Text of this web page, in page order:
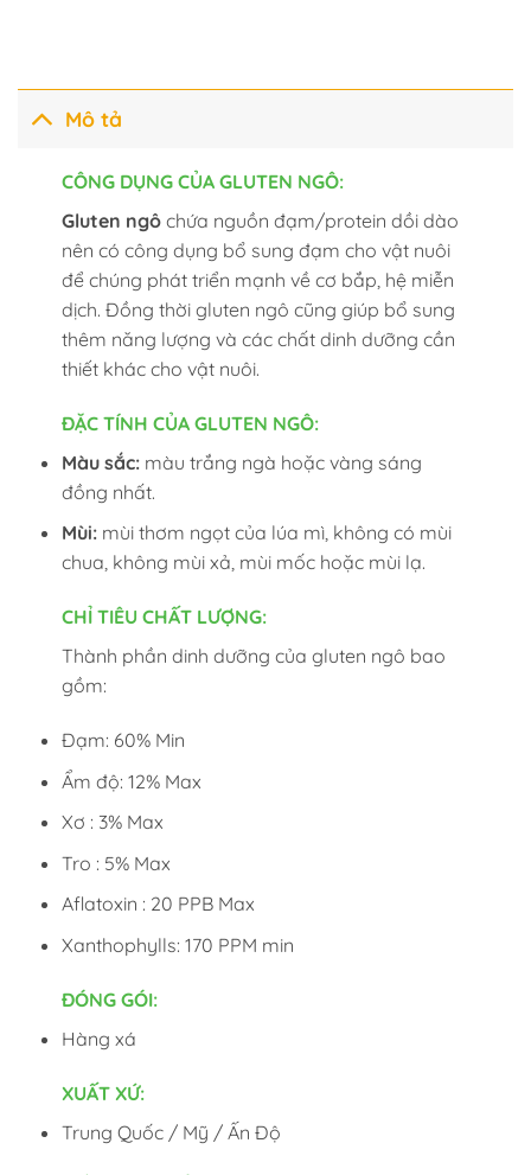
Mô tả
CÔNG DỤNG CỦA GLUTEN NGÔ:
Gluten ngôchứa nguồn đạm/protein dồi dào
nên có công dụng bổ sung đạm cho vật nuôi
để chúng phát triển mạnh về cơ bắp, hệ miễn
dịch. Đồng thời gluten ngô cũng giúp bổ sung
thêm năng lượng và các chất dinh dưỡng cần
thiết khác cho vật nuôi.
ĐẶC TÍNH CỦA GLUTEN NGÔ:
Màu sắc:màu trắng ngà hoặc vàng sáng
đồng nhất.
Mùi:mùi thơm ngọt của lúa mì, không có mùi
chua, không mùi xả, mùi mốc hoặc mùi lạ.
CHỈ TIÊU CHẤT LƯỢNG:
Thành phần dinh dưỡng của gluten ngô bao
gồm:
Đạm: 60% Min
Ẩm độ: 12% Max
Xơ : 3% Max
Tro : 5% Max
Aflatoxin : 20 PPB Max
Xanthophylls: 170 PPM min
ĐÓNG GÓI:
Hàng xá
XUẤT XỨ:
Trung Quốc / Mỹ / Ấn Độ